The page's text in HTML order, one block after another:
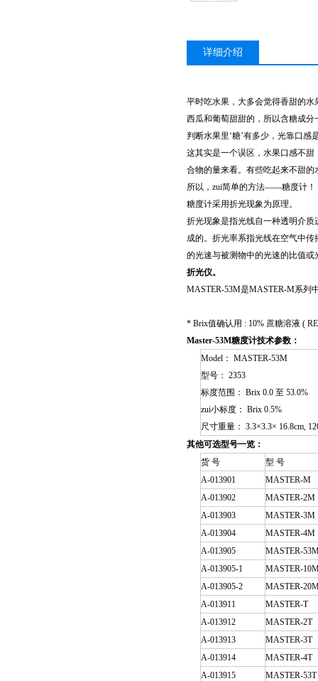
详细介绍
平时吃水果，大多会觉得香甜的
西瓜和葡萄甜甜的，所以含糖成
判断水果里‘糖’有多少，光靠口感
这其实是一个误区，水果口感不甜
合物的量来看。有些吃起来不甜
所以，zui简单的方法——糖度计！
糖度计采用折光现象为原理。
折光现象是指光线自一种透明介
成的。折光率系指光线在空气中
的光速与被测物中的光速的比值
折光仪。
MASTER-53M是MASTER-M系列
* Brix值确认用 : 10% 蔗糖溶液 (
Master-53M糖度计技术参数：
Model： MASTER-53M
型号： 2353
标度范围： Brix 0.0 至 53.0%
zui小标度： Brix 0.5%
尺寸重量： 3.3×3.3× 16.8cm,
其他可选型号一览：
货 号
型 号
A-013901
MASTER-M
A-013902
MASTER-2M
A-013903
MASTER-3M
A-013904
MASTER-4M
A-013905
MASTER-
A-013905-1
MASTER-
A-013905-2
MASTER-
A-013911
MASTER-T
A-013912
MASTER-2T
A-013913
MASTER-3T
A-013914
MASTER-4T
A-013915
MASTER-53T